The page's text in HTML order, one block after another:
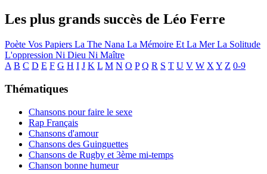
Les plus grands succès de Léo Ferre
Poète Vos Papiers La The Nana La Mémoire Et La MerLa Solitude
L'oppression Ni Dieu Ni Maître
A B C D E F G H I J K L M N O P Q R S T U V W X Y Z 0-9
Thématiques
Chansons pour faire le sexe
Rap Français
Chansons d'amour
Chansons des Guinguettes
Chansons de Rugby et 3ème mi-temps
Chanson bonne humeur